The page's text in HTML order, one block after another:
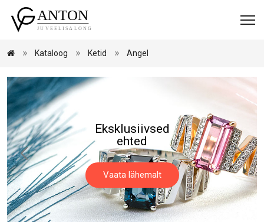
Kataloog Ketid Angel
Eksklusiivsed
ehted
Vaata lähemalt